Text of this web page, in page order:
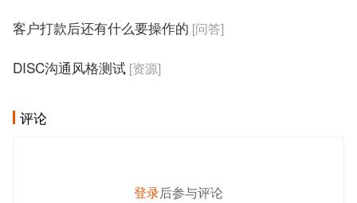
客户打款后还有什么要操作的 [问答]
DISC沟通风格测试 [资源]
评论
登录后参与评论